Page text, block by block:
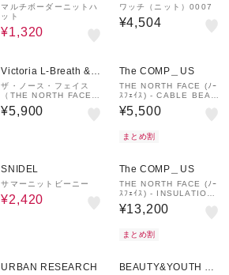
マルチボーダーニットハ
ット
¥1,320
ワッチ（ニット）0007
¥4,504
Victoria L-Breath &m
all店
ザ・ノース・フェイス
（THE NORTH FACE）
帽子 防水 トレッキング
登山 ゴアテックスハット
¥5,900
The COMP＿US
THE NORTH FACE (ﾉｰ
ｽﾌｪｲｽ) - CABLE BEANI
E (ｹｰﾌﾞﾙ ﾋﾞｰﾆｰ)
¥5,500
まとめ割
SNIDEL
サマーニットビーニー
¥2,420
The COMP＿US
THE NORTH FACE (ﾉｰ
ｽﾌｪｲｽ) - INSULATION
BOMBER CAP (ｲﾝｻﾚｰｼ
ｮﾝ ﾎﾞﾝﾊﾞｰ ｷｬｯﾌﾟ)
¥13,200
まとめ割
URBAN RESEARCH
BEAUTY&YOUTH UN